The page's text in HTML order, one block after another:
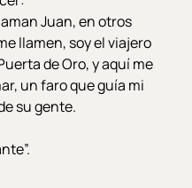
Juan, en otros
llamen, soy el viajero
de Oro, y aquí me
un faro que guía mi
su gente.